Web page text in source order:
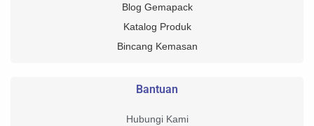
Blog Gemapack
Katalog Produk
Bincang Kemasan
Bantuan
Hubungi Kami